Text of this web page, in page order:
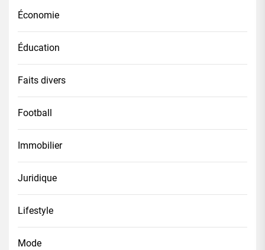
Économie
Éducation
Faits divers
Football
Immobilier
Juridique
Lifestyle
Mode